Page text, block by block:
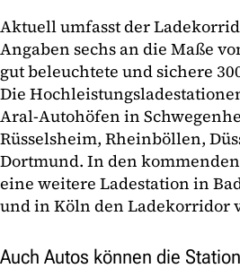
Aktuell umfasst der
Angaben sechs an die Maße
gut beleuchtete und sichere
Die
Aral-Autohöfen in
Rüsselsheim, Rheinböllen,
Dortmund. In den
eine weitere Ladestation in
und in Köln den Ladekorridor
Auch Autos können die